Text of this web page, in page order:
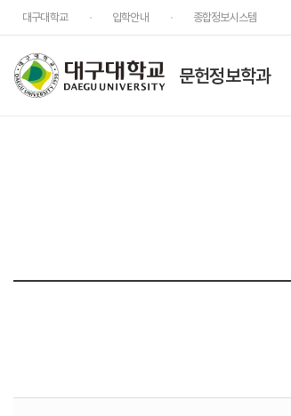
대구대학교 입학안내 종합정보시스템
문헌정보학과